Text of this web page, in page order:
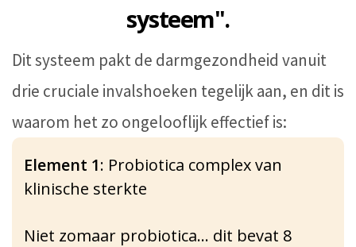
systeem".
Dit systeem pakt de darmgezondheid vanuit
drie cruciale invalshoeken tegelijk aan, en dit is
waarom het zo ongelooflijk effectief is:
Element 1: Probiotica complex van
klinische sterkte
Niet zomaar probiotica… dit bevat 8